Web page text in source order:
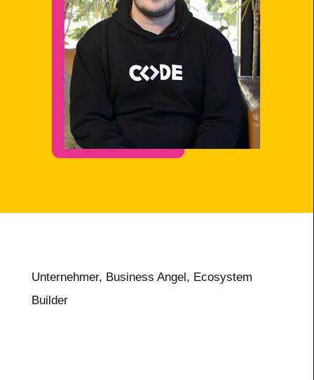
Unternehmer, Business Angel, Ecosystem
Builder